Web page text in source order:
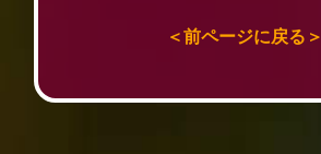
＜前ページに戻る＞